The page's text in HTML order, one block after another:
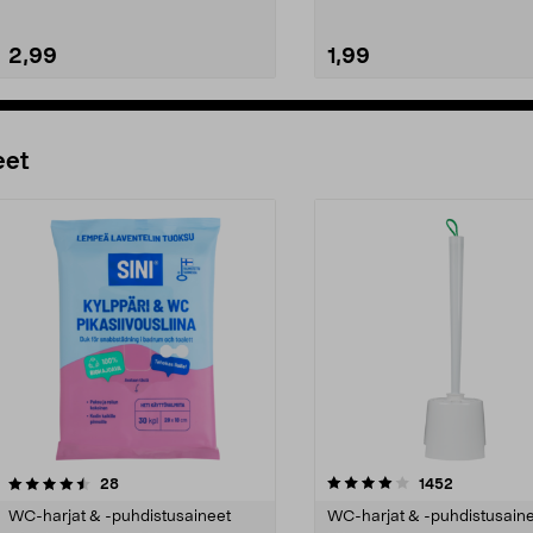
2,99 1,99
28arvostelut
WC-harjat & -puhdistusaineet
4.0 viidestä
1452
WC-harjat & -
4.0 viidestä